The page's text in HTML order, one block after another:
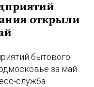
открыли
бытового
за май
служба